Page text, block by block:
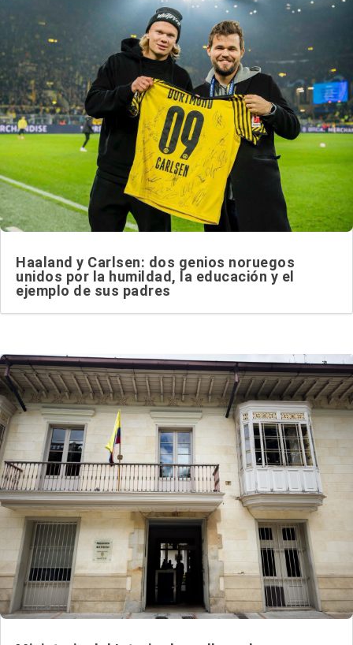
Haaland y Carlsen: dos genios noruegos
unidos por la humildad, la educación y el
ejemplo de sus padres